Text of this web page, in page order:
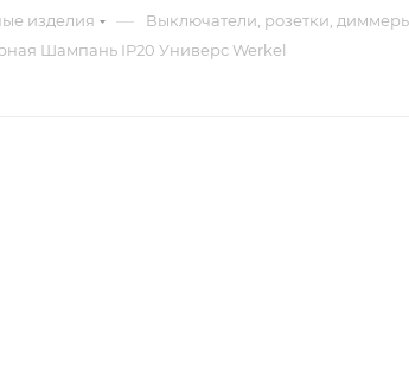
изделия — Выключатели, розетки,
Шампань IP20 Универс Werkel